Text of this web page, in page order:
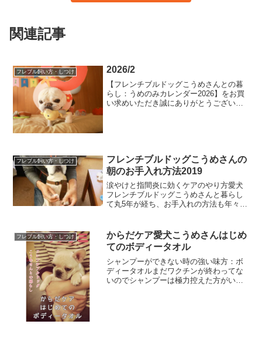
関連記事
フレブル飼い方・しつけ 2026/2
【フレンチブルドッグこうめさんとの暮
らし：うめのみカレンダー2026】をお買
い求めいただき誠にありがとうございま
フレブル飼い方・しつけ
フレンチブルドッグこうめさんの
朝のお手入れ方法2019
涙やけと指間炎に効くケアのやり方愛犬
フレンチブルドッグこうめさんと暮らし
て丸5年が経ち、お手入れの方法も年々変
呼ばれるこの症状に、効果があるケアの
やり方はないかと日々探...
フレブル飼い方・しつけ
からだケア愛犬こうめさんはじめ
てのボディータオル
シャンプーができない時の強い味方：ボ
ディータオルまだワクチンが終わってな
いのでシャンプーは極力控えた方がいい